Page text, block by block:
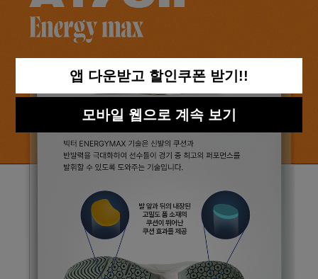
앱 다운받고 할인쿠폰 받기!!
모바일 웹으로 계속 보기